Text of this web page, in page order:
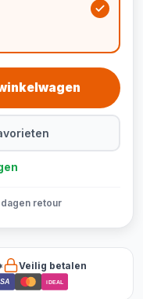
dagen retour
Veilig betalen
iDEAL